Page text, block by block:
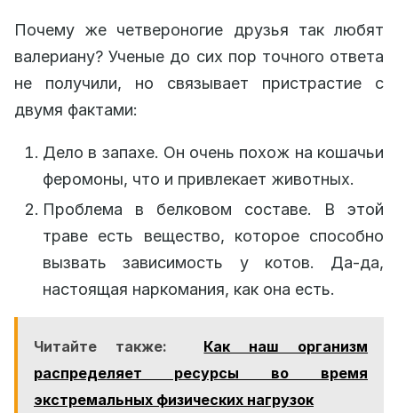
Почему же четвероногие друзья так любят
валериану? Ученые до сих пор точного ответа
не получили, но связывает пристрастие с
двумя фактами:
Дело в запахе. Он очень похож на кошачьи
феромоны, что и привлекает животных.
Проблема в белковом составе. В этой
траве есть вещество, которое способно
вызвать зависимость у котов. Да-да,
настоящая наркомания, как она есть.
Читайте также:
Как наш организм
распределяет ресурсы во время
экстремальных физических нагрузок